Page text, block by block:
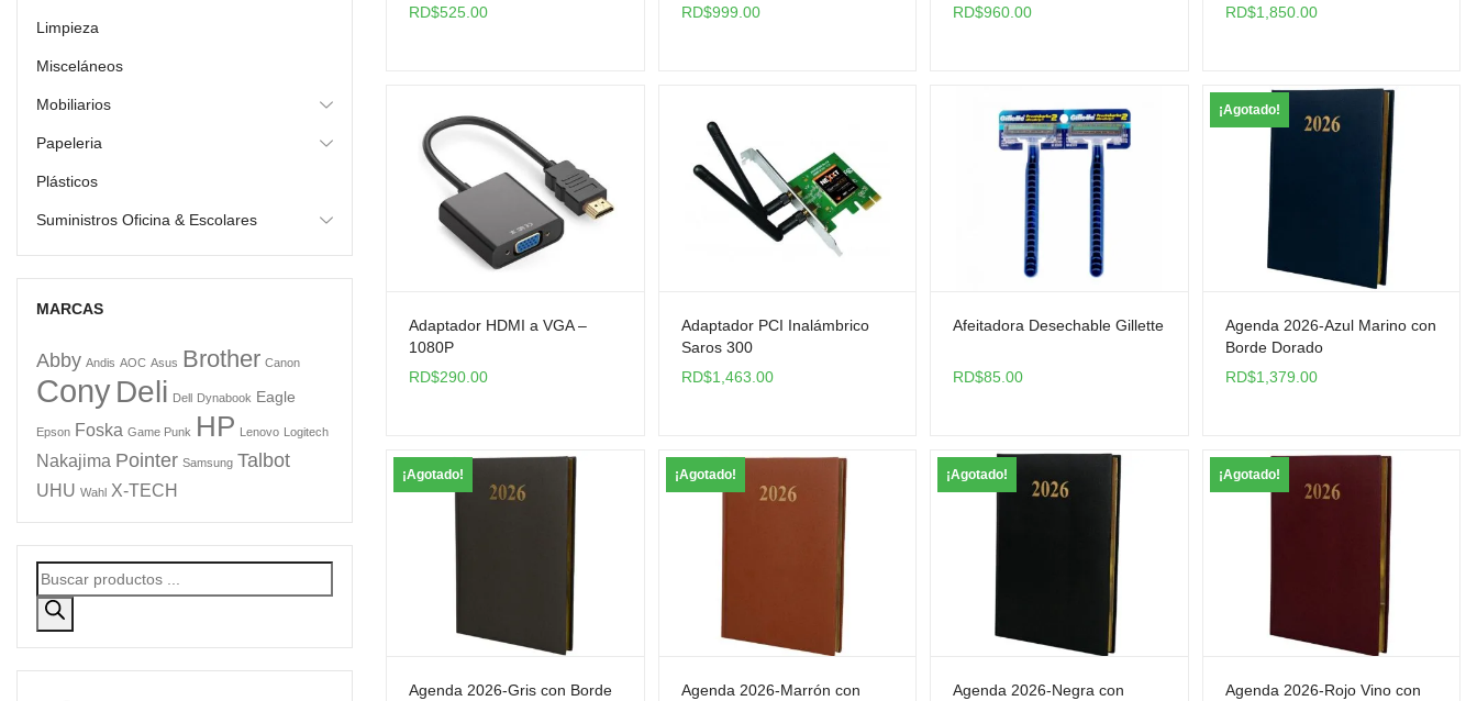
RD$525.00
RD$999.00 RD$960.00
RD$1,850.00
Adaptador HDMI a VGA –
1080P
RD$290.00
Adaptador PCI Inalámbrico
Saros 300
RD$1,463.00
Afeitadora Desechable Gillette
RD$85.00
¡Agotado!
Agenda 2026-Azul Marino con
Borde Dorado
RD$1,379.00
¡Agotado!
Agenda 2026-Gris con Borde
¡Agotado!
Agenda 2026-Marrón con
¡Agotado!
Agenda 2026-Negra con
¡Agotado!
Agenda 2026-Rojo Vino con
Limpieza
Misceláneos
Mobiliarios
Papeleria
Plásticos
Suministros Oficina & Escolares
MARCAS
Abby Andis AOC Asus Brother Canon
ConyDeli Dell Dynabook Eagle
Epson Foska Game Punk HP Lenovo Logitech
Nakajima Pointer Samsung Talbot
UHU Wahl X-TECH